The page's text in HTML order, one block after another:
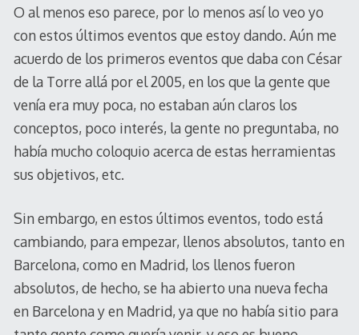
O al menos eso parece, por lo menos así lo veo yo
con estos últimos eventos que estoy dando. Aún me
acuerdo de los primeros eventos que daba con César
de la Torre allá por el 2005, en los que la gente que
venía era muy poca, no estaban aún claros los
conceptos, poco interés, la gente no preguntaba, no
había mucho coloquio acerca de estas herramientas
sus objetivos, etc.
Sin embargo, en estos últimos eventos, todo está
cambiando, para empezar, llenos absolutos, tanto en
Barcelona, como en Madrid, los llenos fueron
absolutos, de hecho, se ha abierto una nueva fecha
en Barcelona y en Madrid, ya que no había sitio para